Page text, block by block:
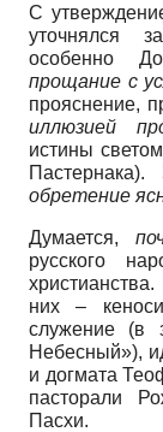
С
уточнялся
особенно
прощание с
прояснение,
иллюзией
истины
обретение
Думается,
русского
них –
служение (в
Небесный»),
и догмата
пасторали
Пасхи.